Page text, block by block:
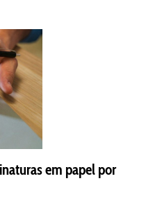
em papel por